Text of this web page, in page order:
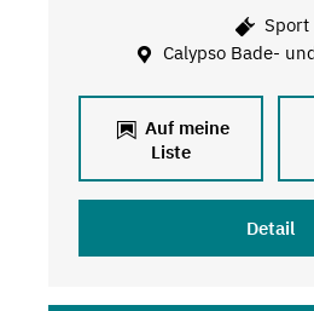
Sport
Calypso Bade-
Auf meine
Liste
Detail